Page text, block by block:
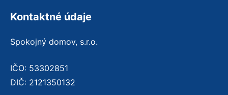
Kontaktné údaje
Spokojný domov, s.r.o.
IČO: 53302851
DIČ: 2121350132